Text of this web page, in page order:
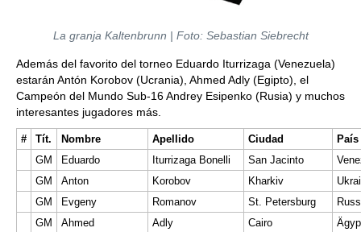
La granja Kaltenbrunn | Foto: Sebastian Siebrecht
Además del favorito del torneo Eduardo Iturrizaga (Venezuela)
estarán Antón Korobov (Ucrania), Ahmed Adly (Egipto), el
Campeón del Mundo Sub-16 Andrey Esipenko (Rusia) y muchos
interesantes jugadores más.
# Tít. Nombre Apellido Ciudad
País
GM
Eduardo Iturrizaga Bonelli San Jacinto
GM
Anton Korobov Kharkiv
GM
Evgeny Romanov St. Petersburg
GM
Ahmed Adly Cairo